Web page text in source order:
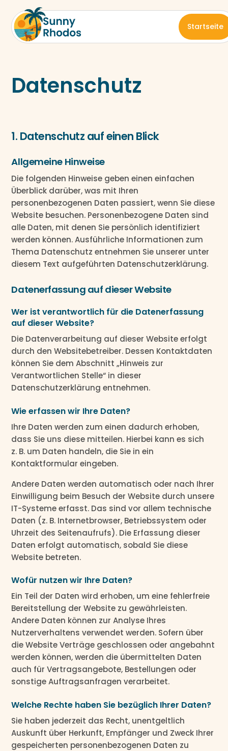
Startseite
Datenschutz
1. Datenschutz auf einen Blick
Allgemeine Hinweise
Die folgenden Hinweise geben einen einfachen
Überblick darüber, was mit Ihren
personenbezogenen Daten passiert, wenn Sie diese
Website besuchen. Personenbezogene Daten sind
alle Daten, mit denen Sie persönlich identifiziert
werden können. Ausführliche Informationen zum
Thema Datenschutz entnehmen Sie unserer unter
diesem Text aufgeführten Datenschutzerklärung.
Datenerfassung auf dieser Website
Wer ist verantwortlich für die Datenerfassung
auf dieser Website?
Die Datenverarbeitung auf dieser Website erfolgt
durch den Websitebetreiber. Dessen Kontaktdaten
können Sie dem Abschnitt „Hinweis zur
Verantwortlichen Stelle“ in dieser
Datenschutzerklärung entnehmen.
Wie erfassen wir Ihre Daten?
Ihre Daten werden zum einen dadurch erhoben,
dass Sie uns diese mitteilen. Hierbei kann es sich
z. B. um Daten handeln, die Sie in ein
Kontaktformular eingeben.
Andere Daten werden automatisch oder nach Ihrer
Einwilligung beim Besuch der Website durch unsere
IT-Systeme erfasst. Das sind vor allem technische
Daten (z. B. Internetbrowser, Betriebssystem oder
Uhrzeit des Seitenaufrufs). Die Erfassung dieser
Daten erfolgt automatisch, sobald Sie diese
Website betreten.
Wofür nutzen wir Ihre Daten?
Ein Teil der Daten wird erhoben, um eine fehlerfreie
Bereitstellung der Website zu gewährleisten.
Andere Daten können zur Analyse Ihres
Nutzerverhaltens verwendet werden. Sofern über
die Website Verträge geschlossen oder angebahnt
werden können, werden die übermittelten Daten
auch für Vertragsangebote, Bestellungen oder
sonstige Auftragsanfragen verarbeitet.
Welche Rechte haben Sie bezüglich Ihrer Daten?
Sie haben jederzeit das Recht, unentgeltlich
Auskunft über Herkunft, Empfänger und Zweck Ihrer
gespeicherten personenbezogenen Daten zu